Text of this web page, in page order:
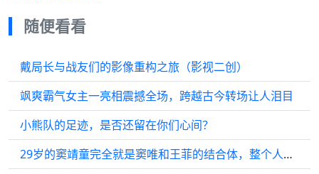
随便看看
戴局长与战友们的影像重构之旅（影视二创）
飒爽霸气女主一亮相震撼全场，跨越古今转场让人泪目
小熊队的足迹，是否还留在你们心间？
29岁的窦靖童完全就是窦唯和王菲的结合体，整个人干净又大气！